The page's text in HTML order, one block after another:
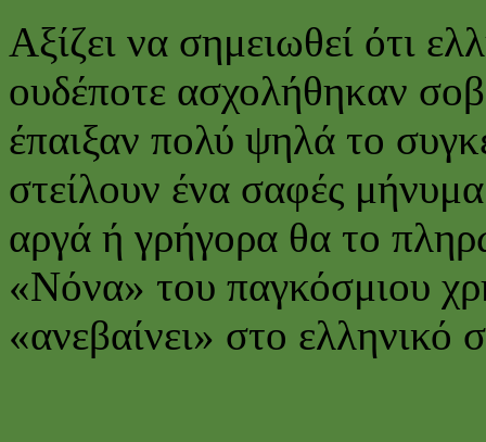
Αξίζει να σημειωθεί ότι
ουδέποτε ασχολήθηκαν
έπαιξαν πολύ ψηλά το
στείλουν ένα σαφές
αργά ή γρήγορα θα το
«Νόνα» του παγκόσμιου
«ανεβαίνει» στο ελληνικό